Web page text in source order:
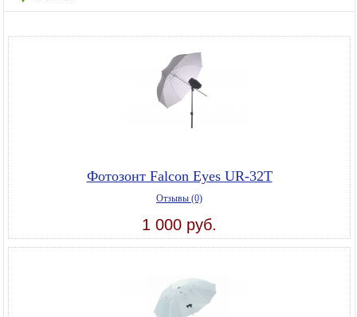
Фотозонт Falcon Eyes UR-32T
Отзывы (0)
1 000 руб.